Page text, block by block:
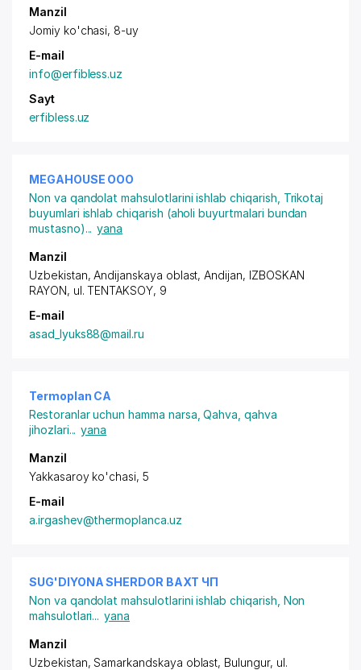
Manzil
Jomiy ko'chasi, 8-uy
E-mail
info@erfibless.uz
Sayt
erfibless.uz
MEGAHOUSE ООО
Non va qandolat mahsulotlarini ishlab chiqarish Trikotaj
buyumlari ishlab chiqarish (aholi buyurtmalari bundan
mustasno)... yana
Manzil
Uzbekistan, Andijanskaya oblast, Andijan, IZBOSKAN
RAYON, ul. TENTAKSOY, 9
E-mail
asad_lyuks88@mail.ru
Termoplan CA
Restoranlar uchun hamma narsa ,Qahva, qahva
jihozlari... yana
Manzil
Yakkasaroy ko'chasi, 5
E-mail
a.irgashev@thermoplanca.uz
SUG'DIYONA SHERDOR BAXT ЧП
Non va qandolat mahsulotlarini ishlab chiqarish Non
mahsulotlari... yana
Manzil
Uzbekistan, Samarkandskaya oblast, Bulungur, ul.